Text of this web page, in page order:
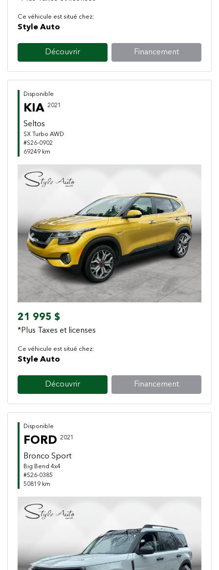
Ce véhicule est situé chez:
Style Auto
Découvrir Financement
Disponible
KIA 2021
Seltos
SX Turbo AWD
#S26-0902
69249 km
Previous Next
21 995 $
*Plus Taxes et licenses
Ce véhicule est situé chez:
Style Auto
Découvrir Financement
Disponible
FORD 2021
Bronco Sport
Big Bend 4x4
#S26-0385
50819 km